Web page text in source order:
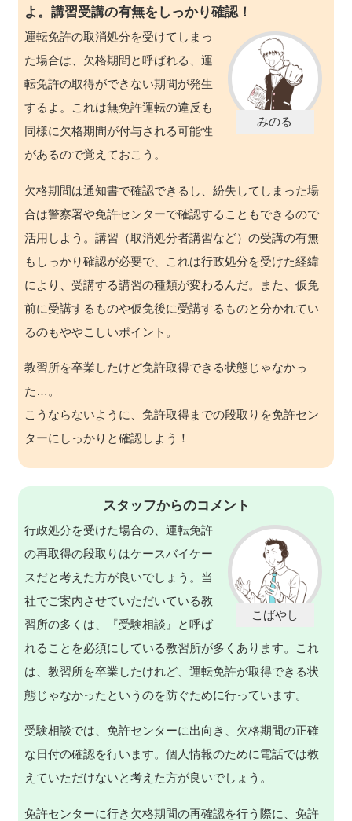
よ。講習受講の有無をしっかり確認！
運転免許の取消処分を受けてしまっ
た場合は、欠格期間と呼ばれる、運
転免許の取得ができない期間が発生
するよ。これは無免許運転の違反も
同様に欠格期間が付与される可能性
があるので覚えておこう。
欠格期間は通知書で確認できるし、紛失してしまった場
合は警察署や免許センターで確認することもできるので
活用しよう。講習（取消処分者講習など）の受講の有無
もしっかり確認が必要で、これは行政処分を受けた経緯
により、受講する講習の種類が変わるんだ。また、仮免
前に受講するものや仮免後に受講するものと分かれてい
るのもややこしいポイント。
教習所を卒業したけど免許取得できる状態じゃなかっ
た…。
こうならないように、免許取得までの段取りを免許セン
ターにしっかりと確認しよう！
スタッフからのコメント
行政処分を受けた場合の、運転免許
の再取得の段取りはケースバイケー
スだと考えた方が良いでしょう。当
社でご案内させていただいている教
習所の多くは、『受験相談』と呼ば
れることを必須にしている教習所が多くあります。これ
は、教習所を卒業したけれど、運転免許が取得できる状
態じゃなかったというのを防ぐために行っています。
受験相談では、免許センターに出向き、欠格期間の正確
な日付の確認を行います。個人情報のために電話では教
えていただけないと考えた方が良いでしょう。
免許センターに行き欠格期間の再確認を行う際に、免許